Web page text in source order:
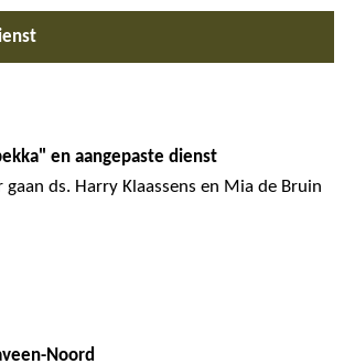
en aangepaste dienst
ds. Harry Klaassens en Mia de Bruin
Noord